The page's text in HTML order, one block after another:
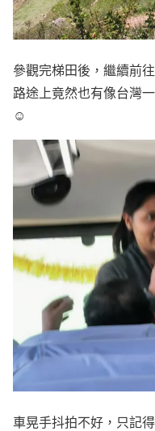
參觀完梯田後，繼續前
路途上竟然也有像台灣
☺️
車晃手抖拍不好，只記